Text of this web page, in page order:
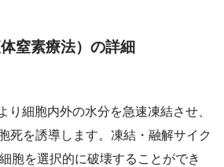
窒素療法）の詳細
り細胞内外の水分を急速凍結させ、
死を誘導します。凍結・融解サイク
胞を選択的に破壊することができ